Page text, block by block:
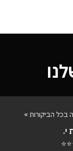
בכל הביקורות »
י.